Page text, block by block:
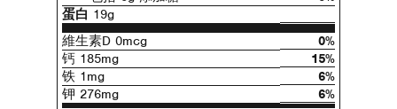
蛋白 19g
維生素D 0mcg
0%
钙 185mg
15%
铁 1mg
6%
钾 276mg
6%